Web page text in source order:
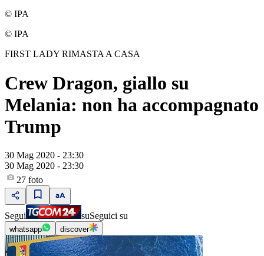
© IPA
© IPA
FIRST LADY RIMASTA A CASA
Crew Dragon, giallo su
Melania: non ha accompagnato
Trump
30 Mag 2020 - 23:30
30 Mag 2020 - 23:30
27 foto
Segui suSeguici su
whatsapp discover